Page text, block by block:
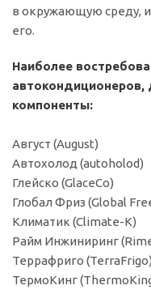
в окружающую среду,
его.
Наиболее
компоненты:
Август (August)
Автохолод (autoholod)
Глейско (GlaceCo)
Глобал Фриз (Global
Климатик (Climate-K)
Райм Инжиниринг
Террафриго
ТермоКинг